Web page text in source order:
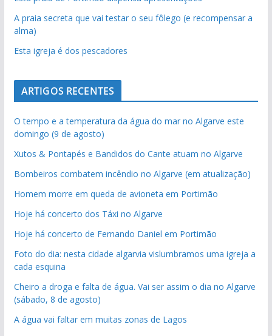
A praia secreta que vai testar o seu fôlego (e recompensar a
alma)
Esta igreja é dos pescadores
ARTIGOS RECENTES
O tempo e a temperatura da água do mar no Algarve este
domingo (9 de agosto)
Xutos & Pontapés e Bandidos do Cante atuam no Algarve
Bombeiros combatem incêndio no Algarve (em atualização)
Homem morre em queda de avioneta em Portimão
Hoje há concerto dos Táxi no Algarve
Hoje há concerto de Fernando Daniel em Portimão
Foto do dia: nesta cidade algarvia vislumbramos uma igreja a
cada esquina
Cheiro a droga e falta de água. Vai ser assim o dia no Algarve
(sábado, 8 de agosto)
A água vai faltar em muitas zonas de Lagos